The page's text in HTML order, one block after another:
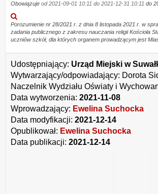
Obowiązuje od 2021-09-01 10:11 do 2021-12-31 10:11 do
załącznika
Porozumienie
nr
z
dnia
8
2021
r.pdf
Porozumienie nr 28/2021 r. z dnia 8 listopada 2021 r. w
zadania publicznego z zakresu nauczania religii Kościoła
uczniów szkół, dla których organem prowadzącym jest
Udostępniający: Urząd Miejski w
Wytwarzający/odpowiadający: Dorota
Naczelnik Wydziału Oświaty i
Data wytworzenia: 2021-11-08
Wprowadzający: Ewelina Suchocka
Data modyfikacji: 2021-12-14
Opublikował: Ewelina Suchocka
Data publikacji: 2021-12-14